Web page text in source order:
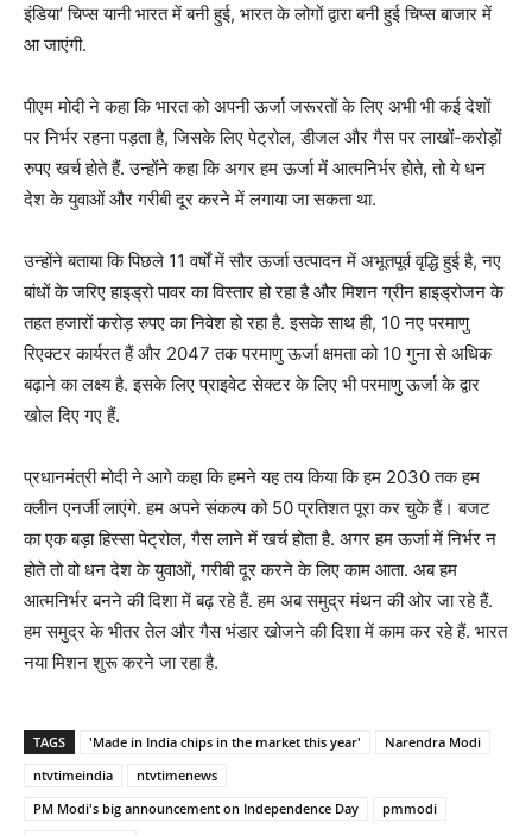
इंडिया’ चिप्स यानी भारत में बनी हुई, भारत के लोगों द्वारा बनी हुई चिप्स बाजार में
आ जाएंगी.
पीएम मोदी ने कहा कि भारत को अपनी ऊर्जा जरूरतों के लिए अभी भी कई देशों
पर निर्भर रहना पड़ता है, जिसके लिए पेट्रोल, डीजल और गैस पर लाखों-करोड़ों
रुपए खर्च होते हैं. उन्होंने कहा कि अगर हम ऊर्जा में आत्मनिर्भर होते, तो ये धन
देश के युवाओं और गरीबी दूर करने में लगाया जा सकता था.
उन्होंने बताया कि पिछले 11 वर्षों में सौर ऊर्जा उत्पादन में अभूतपूर्व वृद्धि हुई है, नए
बांधों के जरिए हाइड्रो पावर का विस्तार हो रहा है और मिशन ग्रीन हाइड्रोजन के
तहत हजारों करोड़ रुपए का निवेश हो रहा है. इसके साथ ही, 10 नए परमाणु
रिएक्टर कार्यरत हैं और 2047 तक परमाणु ऊर्जा क्षमता को 10 गुना से अधिक
बढ़ाने का लक्ष्य है. इसके लिए प्राइवेट सेक्टर के लिए भी परमाणु ऊर्जा के द्वार
खोल दिए गए हैं.
प्रधानमंत्री मोदी ने आगे कहा कि हमने यह तय किया कि हम 2030 तक हम
क्लीन एनर्जी लाएंगे. हम अपने संकल्प को 50 प्रतिशत पूरा कर चुके हैं। बजट
का एक बड़ा हिस्सा पेट्रोल, गैस लाने में खर्च होता है. अगर हम ऊर्जा में निर्भर न
होते तो वो धन देश के युवाओं, गरीबी दूर करने के लिए काम आता. अब हम
आत्मनिर्भर बनने की दिशा में बढ़ रहे हैं. हम अब समुद्र मंथन की ओर जा रहे हैं.
हम समुद्र के भीतर तेल और गैस भंडार खोजने की दिशा में काम कर रहे हैं. भारत
नया मिशन शुरू करने जा रहा है.
TAGS 'Made in India chips in the market this year'
Narendra Modi
ntvtimeindia
ntvtimenews
PM Modi's big announcement on Independence Day
pmmodi